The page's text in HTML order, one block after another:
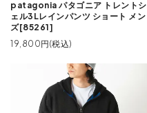
patagonia パタゴニア トレントシ
ェル3Lレインパンツ ショート メン
ズ[85261]
19,800円(税込)